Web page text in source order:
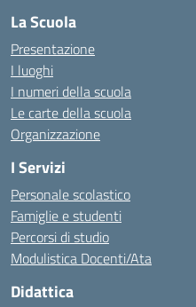
La Scuola
Presentazione
I luoghi
I numeri della scuola
Le carte della scuola
Organizzazione
I Servizi
Personale scolastico
Famiglie e studenti
Percorsi di studio
Modulistica Docenti/Ata
Didattica